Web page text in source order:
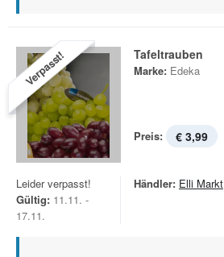
Verpasst! Tafeltrauben
Marke: Edeka
Preis: € 3,99
Leider verpasst!
Gültig: 11.11. -
17.11.
Händler: Elli Markt